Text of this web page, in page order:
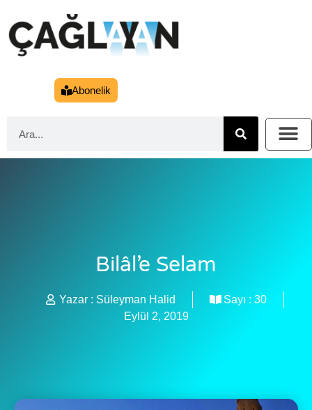
Abonelik
Bilâl’e Selam
Yazar : Süleyman Halid Sayı : 30
Eylül 2, 2019